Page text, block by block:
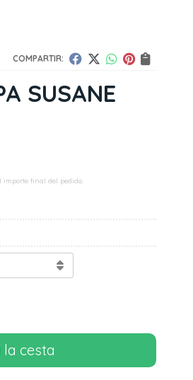
COMPARTIR:
SUSANE
importe final del pedido.
cesta